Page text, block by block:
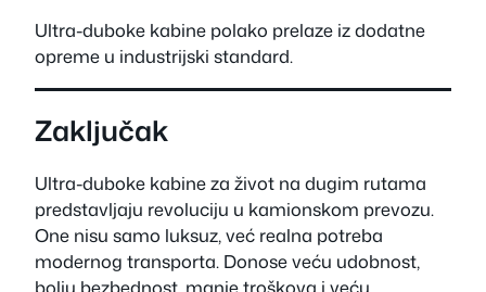
Ultra-duboke kabine polako prelaze iz dodatne
opreme u industrijski standard.
Zaključak
Ultra-duboke kabine za život na dugim rutama
predstavljaju revoluciju u kamionskom prevozu.
One nisu samo luksuz, već realna potreba
modernog transporta. Donose veću udobnost,